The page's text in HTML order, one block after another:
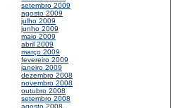
setembro 2009
agosto 2009
julho 2009
junho 2009
maio 2009
abril 2009
março 2009
fevereiro 2009
janeiro 2009
dezembro 2008
novembro 2008
outubro 2008
setembro 2008